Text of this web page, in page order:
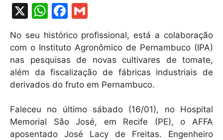
X
W
h
at
s
A
p
p
F
c
e
b
o
o
k
m
ai
No seu histórico profissional, está a colaboração
com o Instituto Agronômico de Pernambuco (IPA)
nas pesquisas de novas cultivares de tomate,
além da fiscalização de fábricas industriais de
derivados do fruto em Pernambuco.
Faleceu no último sábado (16/01), no Hospital
Memorial São José, em Recife (PE), o AFFA
aposentado José Lacy de Freitas. Engenheiro